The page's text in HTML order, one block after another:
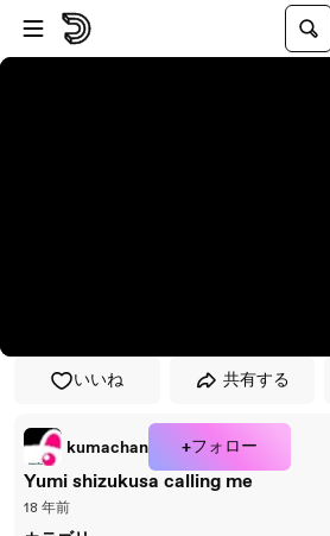
プレイヤーにスキップ
メインコンテンツにスキップ
いいね 共有する
kumachan +フォロー
Yumi shizukusa calling me
18 年前